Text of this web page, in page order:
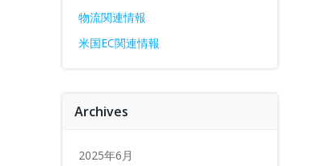
物流関連情報
米国EC関連情報
Archives
2025年6月